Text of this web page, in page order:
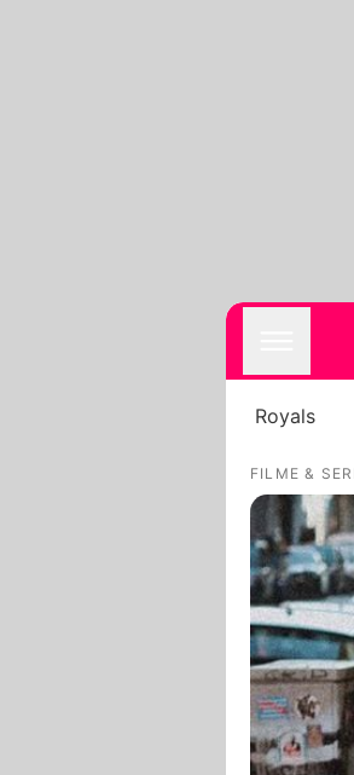
Royals
FILME &